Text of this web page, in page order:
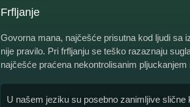
Frfljanje
Govorna mana, najčešće prisutna kod ljudi sa
nije pravilo. Pri frfljanju se teško razaznaju
najčešće praćena nekontrolisanim
U našem jeziku su posebno zanimljive slične